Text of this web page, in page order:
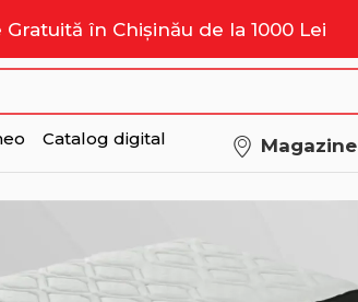
Gratuită în Chișinău de la 1000 Lei
Catalog digital Magazine